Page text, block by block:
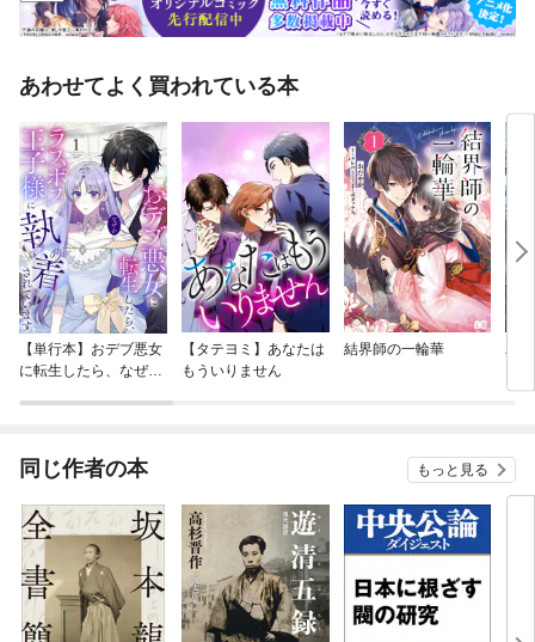
あわせてよく買われている本
【単行本】おデブ悪女
に転生したら、なぜか
【タテヨミ】あなたは
もういりません
結界師の一輪華
バ
今
同じ作者の本 もっと見る